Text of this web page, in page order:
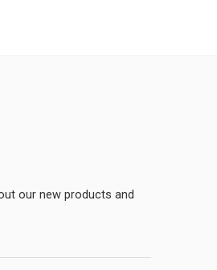
our new products and